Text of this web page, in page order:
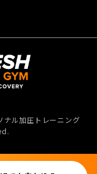
ナル加圧トレーニング